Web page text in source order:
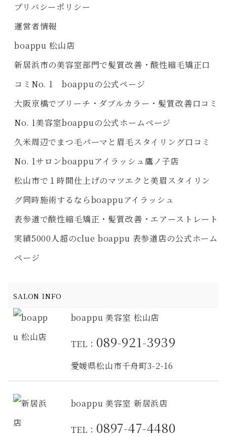
プリバシーポリシー
運営者情報
boappu 松山店
新居浜市の美容室部門で髪質改善・酸性縮毛矯正口
コミNo. 1 boappuの公式ページ
大阪京橋でブリーチ・ダブルカラー・髪質改善口コミ
No. 1美容室boappuの公式ホームページ
久米周辺でまつ毛パーマと眉毛スタイリング口コミ
No. 1サロンboappuアイラッシュ鷹ノ子店
松山市で１時間仕上げのマツエクと美眉スタイリン
グ同時施術するならboappuアイラッシュ
表参道で酸性縮毛矯正・髪質改善・エアーストレート
実績5000人超のclue boappu 表参道店の公式ホーム
ページ
SALON INFO
boappu 美容室 松山店
TEL： 089-921-3939
愛媛県松山市千舟町3-2-16
boappu 美容室 新居浜店
TEL： 0897-47-4480